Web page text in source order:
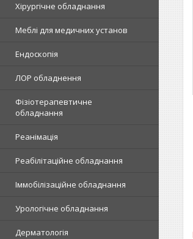
Хірургічне обладнання
Меблі для медичних установ
Ендоскопія
ЛОР обладнення
Фізіотерапевтичне
обладнання
Реанімація
Реабілітаційне обладнання
Іммобілізаційне обладнання
Урологічне обладнання
Дерматологія